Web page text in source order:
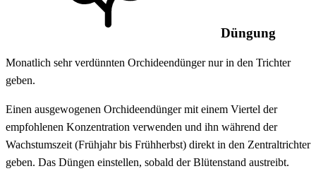
Düngung
Monatlich sehr verdünnten Orchideendünger nur in den Trichter
geben.
Einen ausgewogenen Orchideendünger mit einem Viertel der
empfohlenen Konzentration verwenden und ihn während der
Wachstumszeit (Frühjahr bis Frühherbst) direkt in den Zentraltrichter
geben. Das Düngen einstellen, sobald der Blütenstand austreibt.